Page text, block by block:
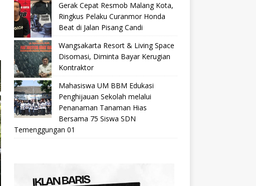
Gerak Cepat Resmob Malang Kota,
Ringkus Pelaku Curanmor Honda
Beat di Jalan Pisang Candi
Wangsakarta Resort & Living Space
Disomasi, Diminta Bayar Kerugian
Kontraktor
Mahasiswa UM BBM Edukasi
Penghijauan Sekolah melalui
Penanaman Tanaman Hias
Bersama 75 Siswa SDN
Temenggungan 01